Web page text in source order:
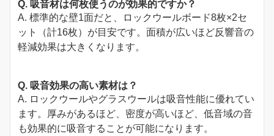
Q. 吸音材は何枚使うのが効果的ですか？
A. 標準的な壁1面だと、ロックウールボード8枚×2セ
ット（計16枚）が目安です。面積が広いほど反響音の
軽減効果は大きくなります。
Q. 吸音効果の高い素材は？
A. ロックウールやグラスウールは吸音性能に優れてい
ます。厚みがあるほど、密度が高いほど、低音域の音
も効果的に吸音することが可能になります。